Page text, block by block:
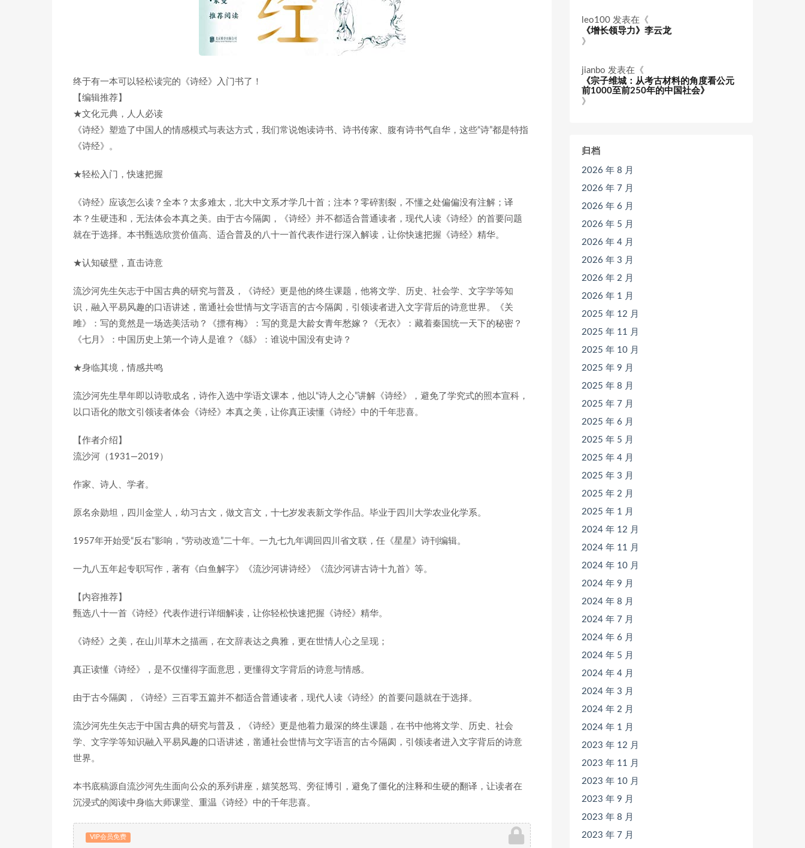
终于有一本可以轻松读完的《诗经》入门书了！
【编辑推荐】
★文化元典，人人必读
《诗经》塑造了中国人的情感模式与表达方式，我们常说饱读诗书、诗书传家、腹有诗书气自华，这些“诗”都是特指
《诗经》。
★轻松入门，快速把握
《诗经》应该怎么读？全本？太多难太，北大中文系才学几十首；注本？零碎割裂，不懂之处偏偏没有注解；译
本？生硬违和，无法体会本真之美。由于古今隔阂，《诗经》并不都适合普通读者，现代人读《诗经》的首要问题
就在于选择。本书甄选欣赏价值高、适合普及的八十一首代表作进行深入解读，让你快速把握《诗经》精华。
★认知破壁，直击诗意
流沙河先生矢志于中国古典的研究与普及，《诗经》更是他的终生课题，他将文学、历史、社会学、文字学等知
识，融入平易风趣的口语讲述，凿通社会世情与文字语言的古今隔阂，引领读者进入文字背后的诗意世界。《关
雎》：写的竟然是一场选美活动？《摽有梅》：写的竟是大龄女青年愁嫁？《无衣》：藏着秦国统一天下的秘密？
《七月》：中国历史上第一个诗人是谁？《緜》：谁说中国没有史诗？
★身临其境，情感共鸣
流沙河先生早年即以诗歌成名，诗作入选中学语文课本，他以“诗人之心”讲解《诗经》，避免了学究式的照本宣科，
以口语化的散文引领读者体会《诗经》本真之美，让你真正读懂《诗经》中的千年悲喜。
【作者介绍】
流沙河（1931—2019）
作家、诗人、学者。
原名余勋坦，四川金堂人，幼习古文，做文言文，十七岁发表新文学作品。毕业于四川大学农业化学系。
1957年开始受“反右”影响，“劳动改造”二十年。一九七九年调回四川省文联，任《星星》诗刊编辑。
一九八五年起专职写作，著有《白鱼解字》《流沙河讲诗经》《流沙河讲古诗十九首》等。
【内容推荐】
甄选八十一首《诗经》代表作进行详细解读，让你轻松快速把握《诗经》精华。
《诗经》之美，在山川草木之描画，在文辞表达之典雅，更在世情人心之呈现；
真正读懂《诗经》，是不仅懂得字面意思，更懂得文字背后的诗意与情感。
由于古今隔阂，《诗经》三百零五篇并不都适合普通读者，现代人读《诗经》的首要问题就在于选择。
流沙河先生矢志于中国古典的研究与普及，《诗经》更是他着力最深的终生课题，在书中他将文学、历史、社会
学、文字学等知识融入平易风趣的口语讲述，凿通社会世情与文字语言的古今隔阂，引领读者进入文字背后的诗意
世界。
本书底稿源自流沙河先生面向公众的系列讲座，嬉笑怒骂、旁征博引，避免了僵化的注释和生硬的翻译，让读者在
沉浸式的阅读中身临大师课堂、重温《诗经》中的千年悲喜。
VIP会员免费
leo100 发表在《
《增长领导力》李云龙
》
jianbo 发表在《
《宗子维城：从考古材料的角度看公元
前1000至前250年的中国社会》
》
归档
2026 年 8 月
2026 年 7 月
2026 年 6 月
2026 年 5 月
2026 年 4 月
2026 年 3 月
2026 年 2 月
2026 年 1 月
2025 年 12 月
2025 年 11 月
2025 年 10 月
2025 年 9 月
2025 年 8 月
2025 年 7 月
2025 年 6 月
2025 年 5 月
2025 年 4 月
2025 年 3 月
2025 年 2 月
2025 年 1 月
2024 年 12 月
2024 年 11 月
2024 年 10 月
2024 年 9 月
2024 年 8 月
2024 年 7 月
2024 年 6 月
2024 年 5 月
2024 年 4 月
2024 年 3 月
2024 年 2 月
2024 年 1 月
2023 年 12 月
2023 年 11 月
2023 年 10 月
2023 年 9 月
2023 年 8 月
2023 年 7 月